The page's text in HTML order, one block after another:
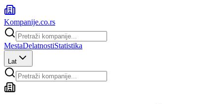
Kompanije.co.rs
MestaDelatnostiStatistika
Lat